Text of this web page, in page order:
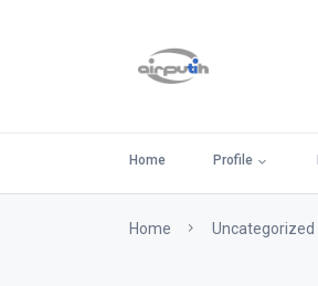
Home Profile
Home Uncategorized